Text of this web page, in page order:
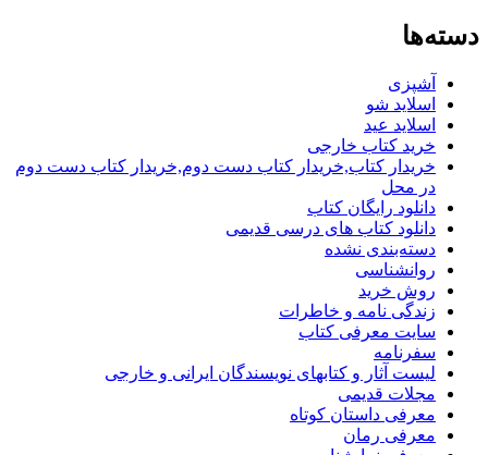
دسته‌ها
آشپزی
اسلاید شو
اسلاید عید
خرید کتاب خارجی
خریدار کتاب,خریدار کتاب دست دوم,خریدار کتاب دست دوم
در محل
دانلود رایگان کتاب
دانلود کتاب های درسی قدیمی
دسته‌بندی نشده
روانشناسی
روش خرید
زندگی نامه و خاطرات
سایت معرفی کتاب
سفرنامه
لیست آثار و کتابهای نویسندگان ایرانی و خارجی
مجلات قدیمی
معرفی داستان کوتاه
معرفی رمان